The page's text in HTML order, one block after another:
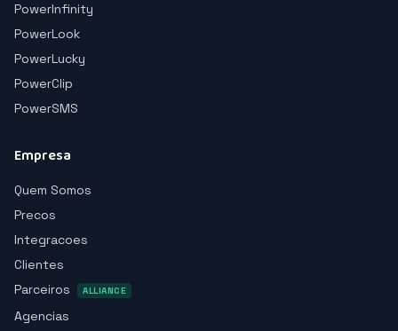
PowerInfinity
PowerLook
PowerLucky
PowerClip
PowerSMS
Empresa
Quem Somos
Precos
Integracoes
Clientes
Parceiros
ALLIANCE
Agencias